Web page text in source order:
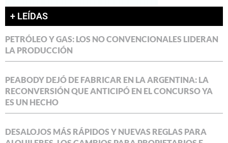
+ LEÍDAS
PETRÓLEO Y GAS: LOS NO CONVENCIONALES LIDERAN
LA PRODUCCIÓN
PEABODY DEJÓ DE FABRICAR EN LA ARGENTINA: LA
RECONVERSIÓN QUE ANTICIPÓ EN EL CONCURSO YA
ES UN HECHO
DESALOJOS MÁS RÁPIDOS Y NUEVAS REGLAS PARA